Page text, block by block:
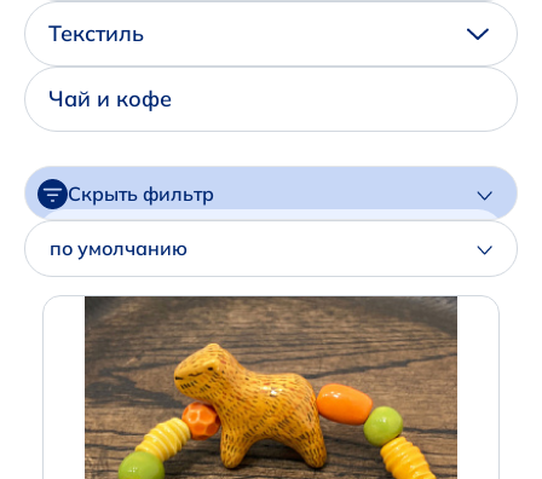
Написать нам в Телеграм
+7 (925) 294-91-85
,
+7 (926) 702-09-76
Текстиль
Чай и кофе
Скрыть фильтр
Артикул
Производитель
по умолчанию